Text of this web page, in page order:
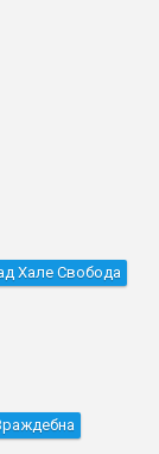
Хале Свобода